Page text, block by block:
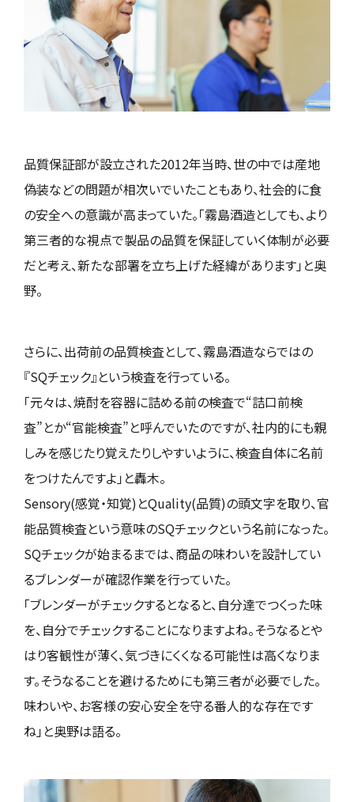
品質保証部が設立された2012年当時、世の中では産地
偽装などの問題が相次いでいたこともあり、社会的に食
の安全への意識が高まっていた。「霧島酒造としても、より
第三者的な視点で製品の品質を保証していく体制が必要
だと考え、新たな部署を立ち上げた経緯があります」と奥
野。
さらに、出荷前の品質検査として、霧島酒造ならではの
『SQチェック』という検査を行っている。
「元々は、焼酎を容器に詰める前の検査で“詰口前検
査”とか“官能検査”と呼んでいたのですが、社内的にも親
しみを感じたり覚えたりしやすいように、検査自体に名前
をつけたんですよ」と轟木。
Sensory(感覚・知覚)とQuality(品質)の頭文字を取り、官
能品質検査という意味のSQチェックという名前になった。
SQチェックが始まるまでは、商品の味わいを設計してい
るブレンダーが確認作業を行っていた。
「ブレンダーがチェックするとなると、自分達でつくった味
を、自分でチェックすることになりますよね。そうなるとや
はり客観性が薄く、気づきにくくなる可能性は高くなりま
す。そうなることを避けるためにも第三者が必要でした。
味わいや、お客様の安心安全を守る番人的な存在です
ね」と奥野は語る。